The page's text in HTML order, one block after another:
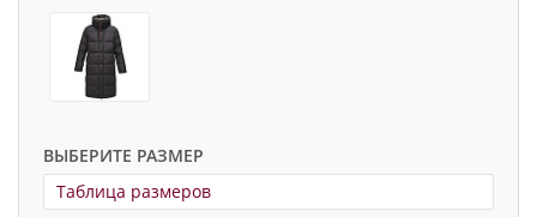
ВЫБЕРИТЕ РАЗМЕР
Таблица размеров